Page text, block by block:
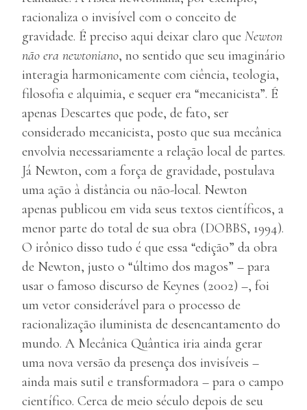
racionaliza o invisível com o conceito de
gravidade. É preciso aqui deixar claro que Newton
não era newtoniano, no sentido que seu imaginário
interagia harmonicamente com ciência, teologia,
filosofia e alquimia, e sequer era “mecanicista”. É
apenas Descartes que pode, de fato, ser
considerado mecanicista, posto que sua mecânica
envolvia necessariamente a relação local de partes.
Já Newton, com a força de gravidade, postulava
uma ação à distância ou não-local. Newton
apenas publicou em vida seus textos científicos, a
menor parte do total de sua obra (DOBBS, 1994).
O irônico disso tudo é que essa “edição” da obra
de Newton, justo o “último dos magos” – para
usar o famoso discurso de Keynes (2002) –, foi
um vetor considerável para o processo de
racionalização iluminista de desencantamento do
mundo. A Mecânica Quântica iria ainda gerar
uma nova versão da presença dos invisíveis –
ainda mais sutil e transformadora – para o campo
científico. Cerca de meio século depois de seu